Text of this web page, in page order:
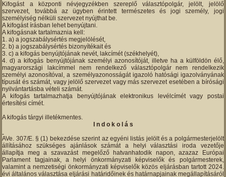
Kifogást a központi névjegyzékben szereplő választópolgár, jelölt, jelölő
szervezet, továbbá az ügyben érintett természetes és jogi személy, jogi
személyiség nélküli szervezet nyújthat be.
A kifogást írásban lehet benyújtani.
A kifogásnak tartalmaznia kell:
a) a jogszabálysértés megjelölését,
b) a jogszabálysértés bizonyítékait és
c) a kifogás benyújtójának nevét, lakcímét (székhelyét),
d) a kifogás benyújtójának személyi azonosítóját, illetve ha a külföldön élő,
magyarországi lakcímmel nem rendelkező választópolgár nem rendelkezik
személyi azonosítóval, a személyazonosságát igazoló hatósági igazolványának
típusát és számát, vagy jelölő szervezet vagy más szervezet esetében a bírósági
nyilvántartásba vételi számát.
A kifogás tartalmazhatja benyújtójának elektronikus levélcímét vagy postai
értesítési címét.
A kifogás tárgyi illetékmentes.
I n d o k o l á s
AVe. 307/E. § (1) bekezdése szerint az egyéni listás jelölt és a polgármesterjelölt
állításához szükséges ajánlások számát a helyi választási iroda vezetője
állapítja meg a szavazást megelőző hatvanhatodik napon, azazaz Európai
Parlament tagjainak, a helyi önkormányzati képviselők és polgármesterek,
valamint a nemzetiségi önkormányzati képviselők közös eljárásban tartott 2024.
évi általános választása eljárási határidőinek és határnapjainak megállapításáról